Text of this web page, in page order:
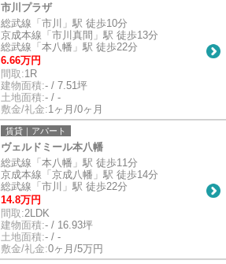
市川プラザ
総武線「市川」駅 徒歩10分
京成本線「市川真間」駅 徒歩13分
総武線「本八幡」駅 徒歩22分
6.66万円
間取:1R
建物面積:- / 7.51坪
土地面積:- / -
敷金/礼金:1ヶ月/0ヶ月
賃貸｜アパート
ヴェルドミール本八幡
総武線「本八幡」駅 徒歩11分
京成本線「京成八幡」駅 徒歩14分
総武線「市川」駅 徒歩22分
14.8万円
間取:2LDK
建物面積:- / 16.93坪
土地面積:- / -
敷金/礼金:0ヶ月/5万円